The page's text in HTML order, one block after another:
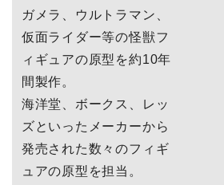
ガメラ、ウルトラマン、
仮面ライダー等の怪獣フ
ィギュアの原型を約10年
間製作。
海洋堂、ボークス、レッ
ズといったメーカーから
発売された数々のフィギ
ュアの原型を担当。